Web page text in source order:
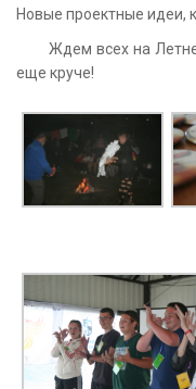
Новые проектные идеи,
Ждем всех на
еще круче!